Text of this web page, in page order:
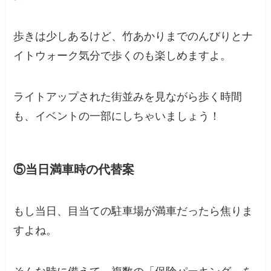
歩きは少しあるけど、竹あかりまでのんびりとナ
イトウォーク気分で歩くのも楽しめますよ。
ライトアップされた街並みを見ながら歩く時間
も、イベントの一部にしちゃいましょう！
⑤当日満車時の代替案
もし当日、目当ての駐車場が満車だったら焦りま
すよね。